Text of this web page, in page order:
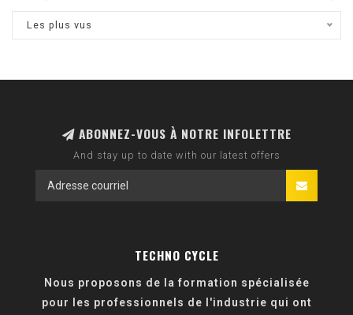
Les plus vus
ABONNEZ-VOUS À NOTRE INFOLETTRE
And stay up to date with our latest offers
TECHNO CYCLE
Nous proposons de la formation spécialisée
pour les professionnels de l'industrie qui ont